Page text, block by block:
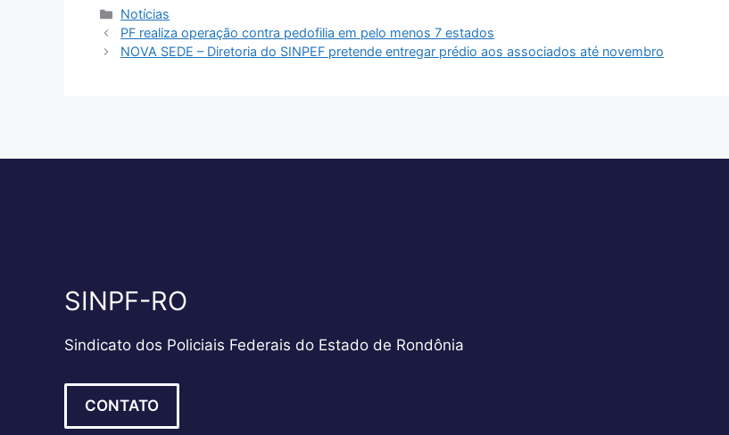
Categorias
Notícias
PF realiza operação contra pedofilia em pelo menos 7 estados
NOVA SEDE – Diretoria do SINPEF pretende entregar prédio aos associados até novembro
SINPF-RO
Sindicato dos Policiais Federais do Estado de Rondônia
CONTATO